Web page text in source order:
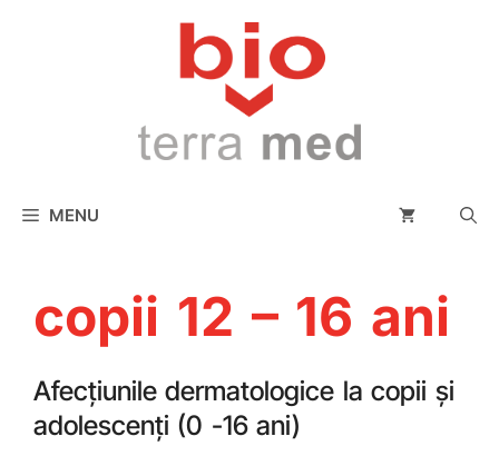
MENU
copii 12 – 16 ani
Afecțiunile dermatologice la copii și
adolescenți (0 -16 ani)